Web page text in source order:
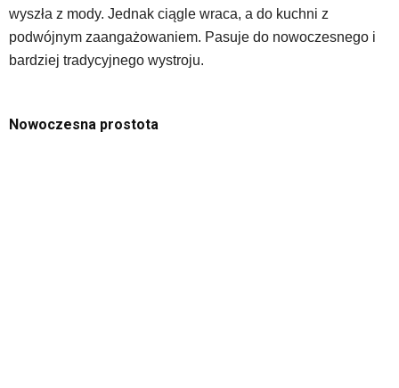
wyszła z mody. Jednak ciągle wraca, a do kuchni z
podwójnym zaangażowaniem. Pasuje do nowoczesnego i
bardziej tradycyjnego wystroju.
Nowoczesna prostota